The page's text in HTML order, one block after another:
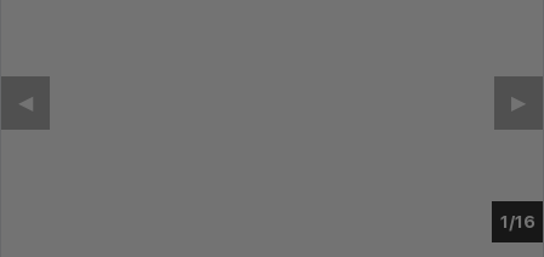
1/12
▶︎
◀︎